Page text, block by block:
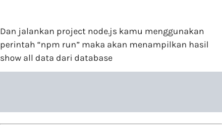
Dan jalankan project node.js kamu menggunakan
perintah “npm run” maka akan menampilkan hasil
show all data dari database